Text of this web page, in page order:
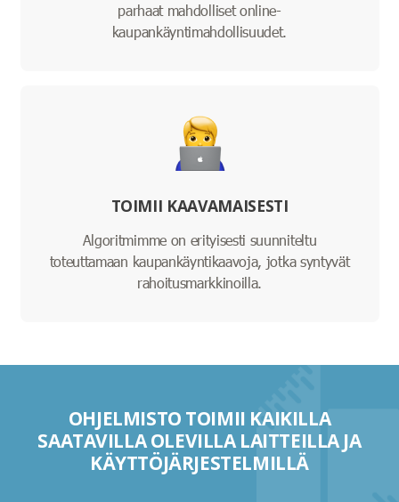
parhaat mahdolliset online-
kaupankäyntimahdollisuudet.
TOIMII KAAVAMAISESTI
Algoritmimme on erityisesti suunniteltu
toteuttamaan kaupankäyntikaavoja, jotka syntyvät
rahoitusmarkkinoilla.
OHJELMISTO TOIMII KAIKILLA
SAATAVILLA OLEVILLA LAITTEILLA JA
KÄYTTÖJÄRJESTELMILLÄ